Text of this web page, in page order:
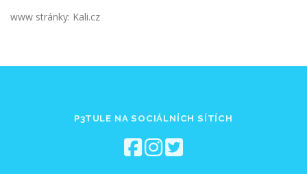
www stránky: Kali.cz
P3TULE NA SOCIÁLNÍCH SÍTÍCH